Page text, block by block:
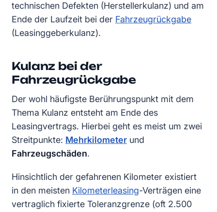
technischen Defekten (Herstellerkulanz) und am
Ende der Laufzeit bei der Fahrzeugrückgabe
(Leasinggeberkulanz).
Kulanz bei der
Fahrzeugrückgabe
Der wohl häufigste Berührungspunkt mit dem
Thema Kulanz entsteht am Ende des
Leasingvertrags. Hierbei geht es meist um zwei
Streitpunkte: Mehrkilometer und
Fahrzeugschäden.
Hinsichtlich der gefahrenen Kilometer existiert
in den meisten Kilometerleasing-Verträgen eine
vertraglich fixierte Toleranzgrenze (oft 2.500